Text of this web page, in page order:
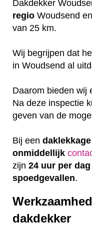
Dakdekker
regio Woudsend
van 25 km.
Wij begrijpen dat
in Woudsend al
Daarom bieden wij
Na deze inspectie
geven van de
Bij een daklekkage
onmiddellijk
zijn 24 uur per dag
spoedgevallen.
dakdekker